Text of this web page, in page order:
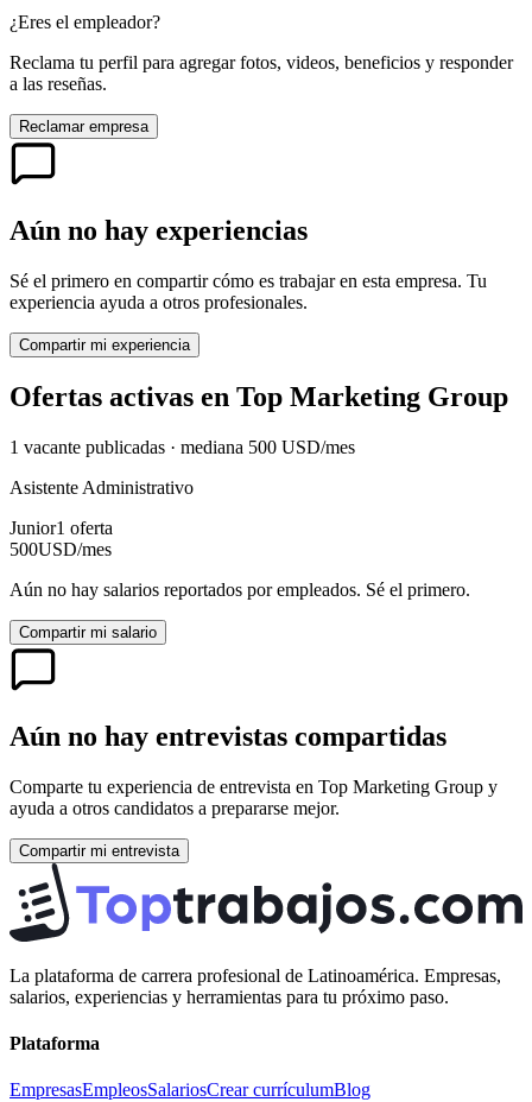
¿Eres el empleador?
Reclama tu perfil para agregar fotos, videos, beneficios y responder
a las reseñas.
Reclamar empresa
Aún no hay experiencias
Sé el primero en compartir cómo es trabajar en esta empresa. Tu
experiencia ayuda a otros profesionales.
Compartir mi experiencia
Ofertas activas en Top Marketing Group
1 vacante publicadas · mediana 500 USD/mes
Asistente Administrativo
Junior1 oferta
500USD/mes
Aún no hay salarios reportados por empleados. Sé el primero.
Compartir mi salario
Aún no hay entrevistas compartidas
Comparte tu experiencia de entrevista en Top Marketing Group y
ayuda a otros candidatos a prepararse mejor.
Compartir mi entrevista
La plataforma de carrera profesional de Latinoamérica. Empresas,
salarios, experiencias y herramientas para tu próximo paso.
Plataforma
EmpresasEmpleosSalariosCrear currículumBlog